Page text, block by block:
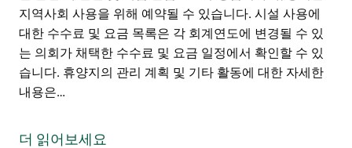
지역사회 사용을 위해 예약될 수 있습니다. 시설 사용에
대한 수수료 및 요금 목록은 각 회계연도에 변경될 수 있
는 의회가 채택한 수수료 및 요금 일정에서 확인할 수 있
습니다. 휴양지의 관리 계획 및 기타 활동에 대한 자세한
내용은…
단지는 멀와리 강(Mulwaree River)을 따라 45헥타르의
더 읽어보세요